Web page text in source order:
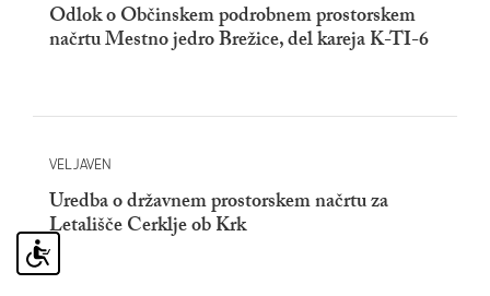
Odlok o Občinskem podrobnem prostorskem
načrtu Mestno jedro Brežice, del kareja K-TI-6
VELJAVEN
Uredba o državnem prostorskem načrtu za
Letališče Cerklje ob Krk